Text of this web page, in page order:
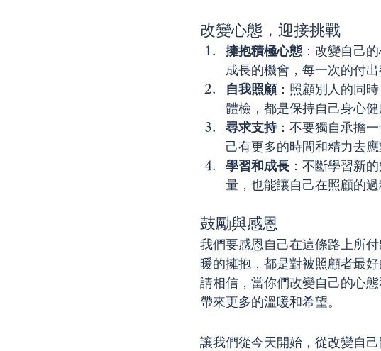
改變心態，迎接挑戰
擁抱積極心態 ：改變自己
成長的機會，每一次的付出
自我照顧：照顧別人的同
體檢，都是保持自己身心健
尋求支持：不要獨自承擔
己有更多的時間和精力去應
學習和成長 ：不斷學習新
量，也能讓自己在照顧的
鼓勵與感恩
我們要感恩自己在這條路上所
暖的擁抱，都是對被照顧者最
請相信，當你們改變自己的心
帶來更多的溫暖和希望。
讓我們從今天開始，從改變自